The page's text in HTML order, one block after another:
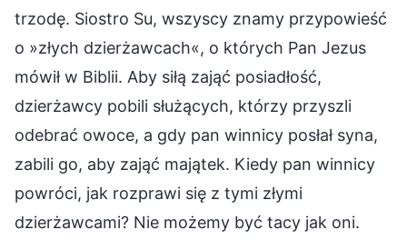
trzodę. Siostro Su, wszyscy znamy przypowieść
o »złych dzierżawcach«, o których Pan Jezus
mówił w Biblii. Aby siłą zająć posiadłość,
dzierżawcy pobili służących, którzy przyszli
odebrać owoce, a gdy pan winnicy posłał syna,
zabili go, aby zająć majątek. Kiedy pan winnicy
powróci, jak rozprawi się z tymi złymi
dzierżawcami? Nie możemy być tacy jak oni.